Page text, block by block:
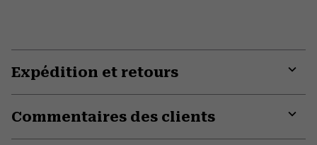
Expédition et retours
Commentaires des clients